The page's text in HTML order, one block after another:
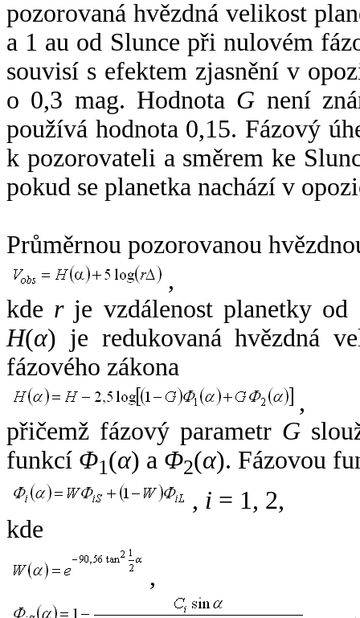
pozorovaná hvězdná velikost
a 1 au od Slunce při nulovém
souvisí s efektem zjasnění v
o 0,3 mag. Hodnota G není
používá hodnota 0,15. Fázový
k pozorovateli a směrem ke
pokud se planetka nachází v
Průměrnou pozorovanou
,
kde rje vzdálenost planetky od
H(α) je redukovaná hvězdná
fázového zákona
,
přičemž fázový parametr G
funkcí Φ1(α) a Φ2(α). Fázovou
, i = 1, 2,
kde
,